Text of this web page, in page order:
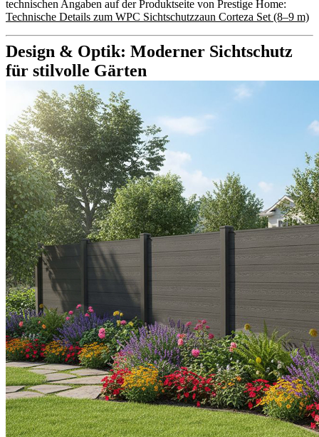
technischen Angaben auf der Produktseite von Prestige Home:
Technische Details zum WPC Sichtschutzzaun Corteza Set (8–9 m)
Design & Optik: Moderner Sichtschutz
für stilvolle Gärten